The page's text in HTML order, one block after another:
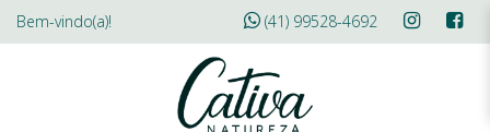
Bem-vindo(a)! (41) 99528-4692